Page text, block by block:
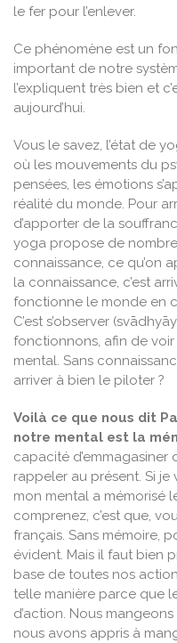
le fer pour l’enlever.
Ce phénomène est un
important de notre
l’expliquent très bien et
aujourd’hui.
Vous le savez, l’état de
où les mouvements du
pensées, les émotions
réalité du monde. Pour
d’apporter de la
yoga propose de
connaissance, ce qu’on
la connaissance, c’est
fonctionne le monde en
C’est s’observer
fonctionnons, afin de
mental. Sans
arriver à bien le piloter ?
Voilà ce que nous dit
notre mental est la
capacité
rappeler au présent. Si je
mon mental a mémorisé
comprenez, c’est que,
français. Sans mémoire,
évident. Mais il faut bien
base de toutes nos
telle manière parce que
d’action. Nous
nous avons appris à